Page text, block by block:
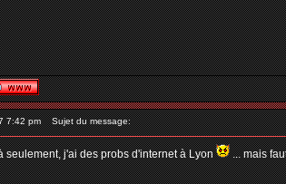
7:42 pm Sujet du message:
seulement, j'ai des probs d'internet à Lyon ... mais